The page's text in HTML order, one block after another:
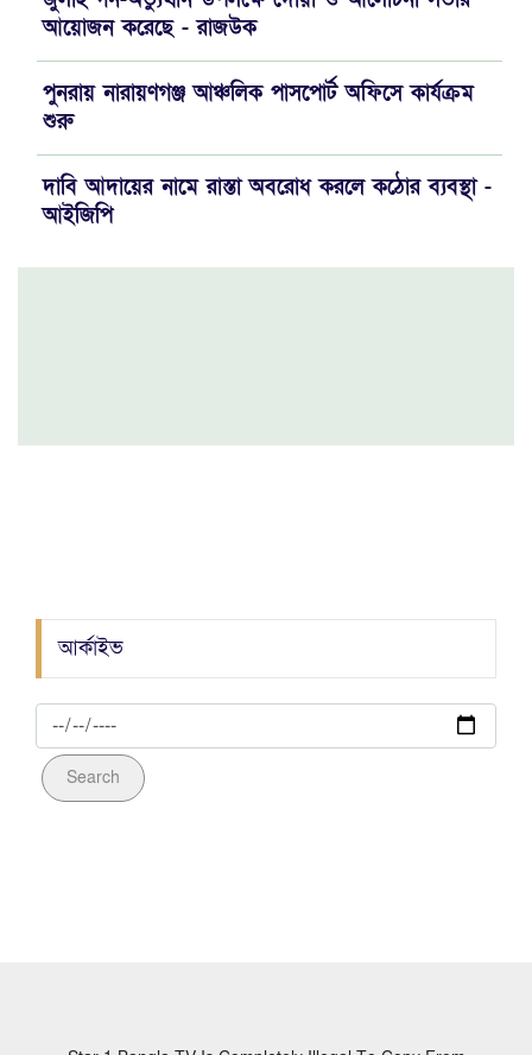
আয়োজন করেছে - রাজউক
পুনরায় নারায়ণগঞ্জ আঞ্চলিক পাসপোর্ট অফিসে কার্যক্রম
শুরু
দাবি আদায়ের নামে রাস্তা অবরোধ করলে কঠোর ব্যবস্থা -
আইজিপি
আর্কাইভ
Search